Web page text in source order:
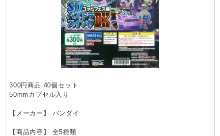
300円商品 40個セット
50mmカプセル入り
【メーカー】 バンダイ
【商品内容】 全5種類